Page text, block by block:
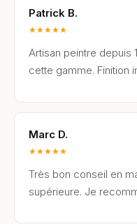
Patrick B.
★★★★★
Artisan peintre depuis
cette gamme. Finition
Marc D.
★★★★★
Très bon conseil en
supérieure. Je